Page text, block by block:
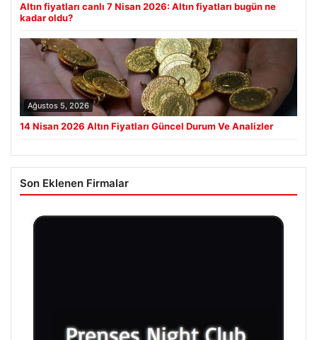
Altın fiyatları canlı 7 Nisan 2026: Altın fiyatları bugün ne
kadar oldu?
Ağustos 5, 2026
14 Nisan 2026 Altın Fiyatları Güncel Durum Ve Analizler
Son Eklenen Firmalar